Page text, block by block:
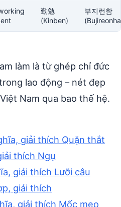
勤勉
(Kinben)
부지런함
làm là từ ghép chỉ đức
lao động – nét đẹp
Nam qua bao thế hệ.
giải thích Quặn thắt
thích Ngụ
giải thích Lưỡi câu
giải thích
giải thích Mốc meo